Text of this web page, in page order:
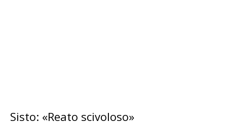
Sisto: «Reato scivoloso»